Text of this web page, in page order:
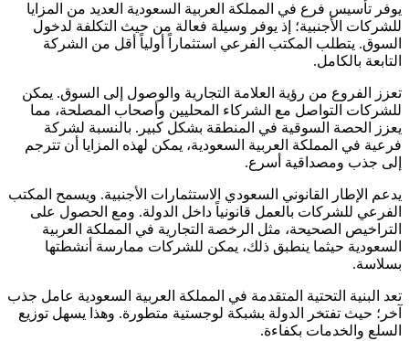
يوفر تأسيس فرع في المملكة العربية السعودية العديد من المزايا
للشركات الأجنبية؛ إذ يوفر وسيلة فعالة من حيث التكلفة لدخول
السوق. يتطلب المكتب الفرعي استثماراً أولياً أقل من الشركة
التابعة بالكامل.
تعزز الفروع من رؤية العلامة التجارية والوصول إلى السوق. يمكن
للشركات التواصل مع الشركاء المحليين وأصحاب المصلحة، مما
يعزز الحصة السوقية في المنطقة بشكل كبير. بالنسبة لشركة
فرعية في المملكة العربية السعودية، يمكن لهذه المزايا أن تترجم
إلى جذب ومصداقية أسرع.
يدعم الإطار القانوني السعودي الاستثمارات الأجنبية. ويسمح المكتب
الفرعي للشركات بالعمل قانونياً داخل الدولة. ومع الحصول على
التراخيص الصحيحة، مثل الرخصة التجارية في المملكة العربية
السعودية حيثما ينطبق ذلك، يمكن للشركات ممارسة أنشطتها
بسلاسة.
تعد البنية التحتية المتقدمة في المملكة العربية السعودية عامل جذب
آخر؛ حيث تفتخر الدولة بشبكة لوجستية متطورة. وهذا يسهل توزيع
السلع والخدمات بكفاءة.